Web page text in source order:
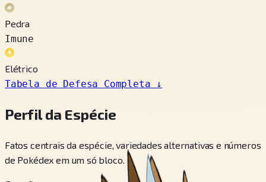
Pedra
Imune
Elétrico
Tabela de Defesa Completa ↓
Perfil da Espécie
Fatos centrais da espécie, variedades alternativas e números
de Pokédex em um só bloco.